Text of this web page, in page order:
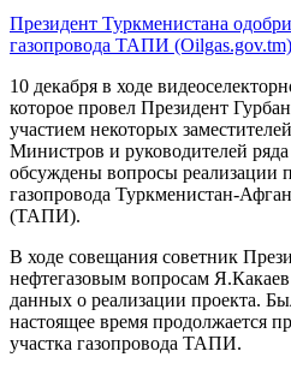
Президент Туркменистана
газопровода ТАПИ (Oilgas.gov.tm)
10 декабря в ходе
которое провел Президент
участием некоторых
Министров и руководителей
обсуждены вопросы реализации
газопровода Туркменистан-
(ТАПИ).
В ходе совещания советник
нефтегазовым вопросам
данных о реализации проекта.
настоящее время продолжается
участка газопровода ТАПИ.